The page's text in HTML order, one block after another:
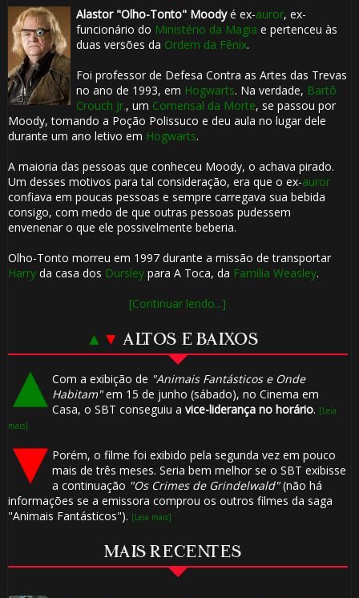
Alastor "Olho-Tonto" Moodyé ex-auror, ex-
funcionário do Ministério da Magia e pertenceu às
duas versões da Ordem da Fênix.
Foi professor de Defesa Contra as Artes das Trevas
no ano de 1993, em Hogwarts. Na verdade, Bartô
Crouch Jr., um Comensal da Morte, se passou por
Moody, tomando a Poção Polissuco e deu aula no lugar dele
durante um ano letivo em Hogwarts.
A maioria das pessoas que conheceu Moody, o achava pirado.
Um desses motivos para tal consideração, era que o ex-auror
confiava em poucas pessoas e sempre carregava sua bebida
consigo, com medo de que outras pessoas pudessem
envenenar o que ele possivelmente beberia.
Olho-Tonto morreu em 1997 durante a missão de transportar
Harryda casa dos Dursleypara A Toca, da Família Weasley.
[Continuar lendo...]
▲ ▼ ALTOS E BAIXOS
Com a exibição de "Animais Fantásticos e Onde
Habitam"em 15 de junho (sábado), no Cinema em
Casa, o SBT conseguiu a vice-liderança no horário. [Leia
mais]
Porém, o filme foi exibido pela segunda vez em pouco
mais de três meses. Seria bem melhor se o SBT exibisse
a continuação "Os Crimes de Grindelwald"(não há
informações se a emissora comprou os outros filmes da saga
"Animais Fantásticos"). [Leia mais]
MAIS RECENTES